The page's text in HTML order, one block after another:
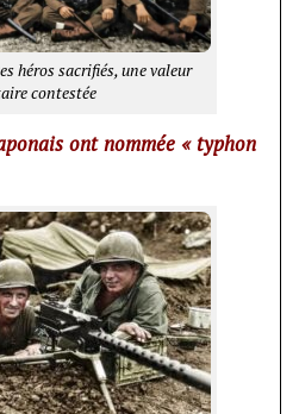
héros sacrifiés, une valeur
contestée
ont nommée « typhon